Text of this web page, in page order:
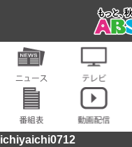
ichiyaichi0712